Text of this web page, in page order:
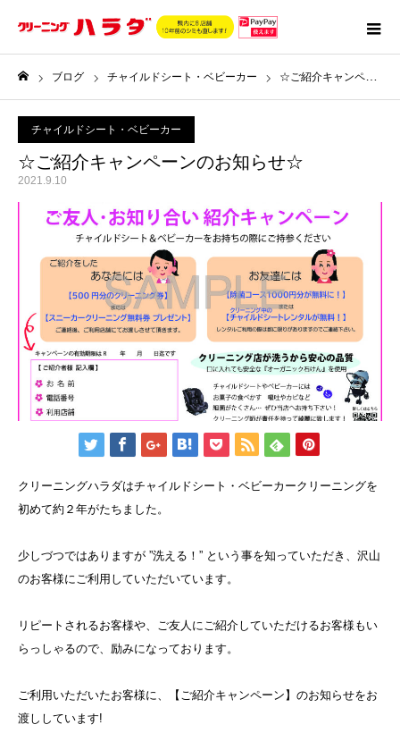
ブログ チャイルドシート・ベビーカー ☆ご紹介キャンペーンのお知らせ☆
チャイルドシート・ベビーカー
☆ご紹介キャンペーンのお知らせ☆
2021.9.10
クリーニングハラダはチャイルドシート・ベビーカークリーニングを
初めて約２年がたちました。
少しづつではありますが ”洗える！” という事を知っていただき、沢山
のお客様にご利用していただいています。
リピートされるお客様や、ご友人にご紹介していただけるお客様もい
らっしゃるので、励みになっております。
ご利用いただいたお客様に、【ご紹介キャンペーン】のお知らせをお
渡ししています!